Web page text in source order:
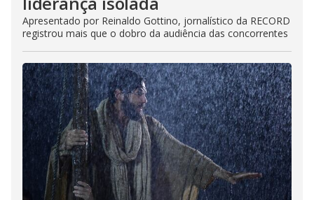
Apresentado por Reinaldo Gottino, jornalístico da RECORD
registrou mais que o dobro da audiência das concorrentes